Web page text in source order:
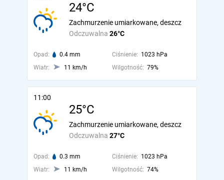
24°C
Odczuwalna 26°C
Zachmurzenie umiarkowane, deszcz
Opad: 0.4 mm Ciśnienie: 1023 hPa
Wiatr:
11 km/h Wilgotność: 79%
11:00
25°C
Odczuwalna 27°C
Zachmurzenie umiarkowane, deszcz
Opad: 0.3 mm Ciśnienie: 1023 hPa
Wiatr:
11 km/h Wilgotność: 74%